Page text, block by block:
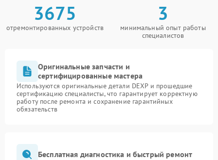
3675
отремонтированных устройств
3
минимальный опыт работы
специалистов
Оригинальные запчасти и
сертифицированные мастера
Используются оригинальные детали DEXP и прошедшие
сертификацию специалисты, что гарантирует корректную
работу после ремонта и сохранение гарантийных
обязательств
Бесплатная диагностика и быстрый ремонт